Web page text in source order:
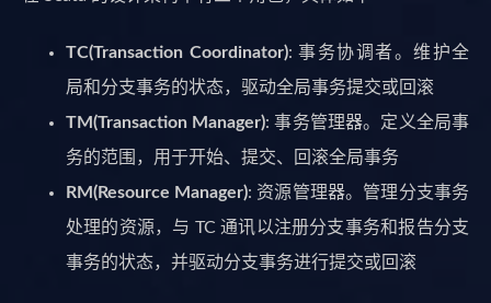
TC(Transaction Coordinator): 事务协调者。维护全
局和分支事务的状态，驱动全局事务提交或回滚
TM(Transaction Manager): 事务管理器。定义全局事
务的范围，用于开始、提交、回滚全局事务
RM(Resource Manager): 资源管理器。管理分支事务
处理的资源，与 TC 通讯以注册分支事务和报告分支
事务的状态，并驱动分支事务进行提交或回滚